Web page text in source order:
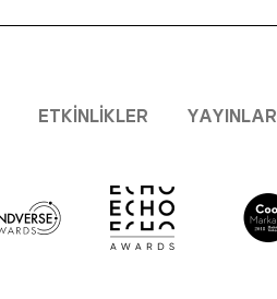
ETKINLIKLER YAYINLAR